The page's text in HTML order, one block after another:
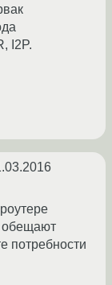
I2P.
обещают
потребности